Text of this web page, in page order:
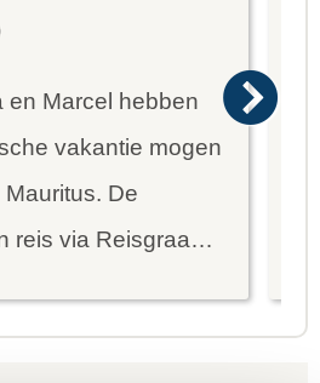
en Marcel hebben
vakantie mogen
De
reis via Reisgraag
van het eiland te